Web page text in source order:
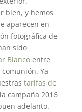
bien, y hemos
aparecen en
fotográfica de
sido
Blancoentre
Ya
tarifas de
campaña 2016
adelanto.